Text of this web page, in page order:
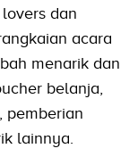
dan
acara
menarik dan
belanja,
pemberian
lainnya.